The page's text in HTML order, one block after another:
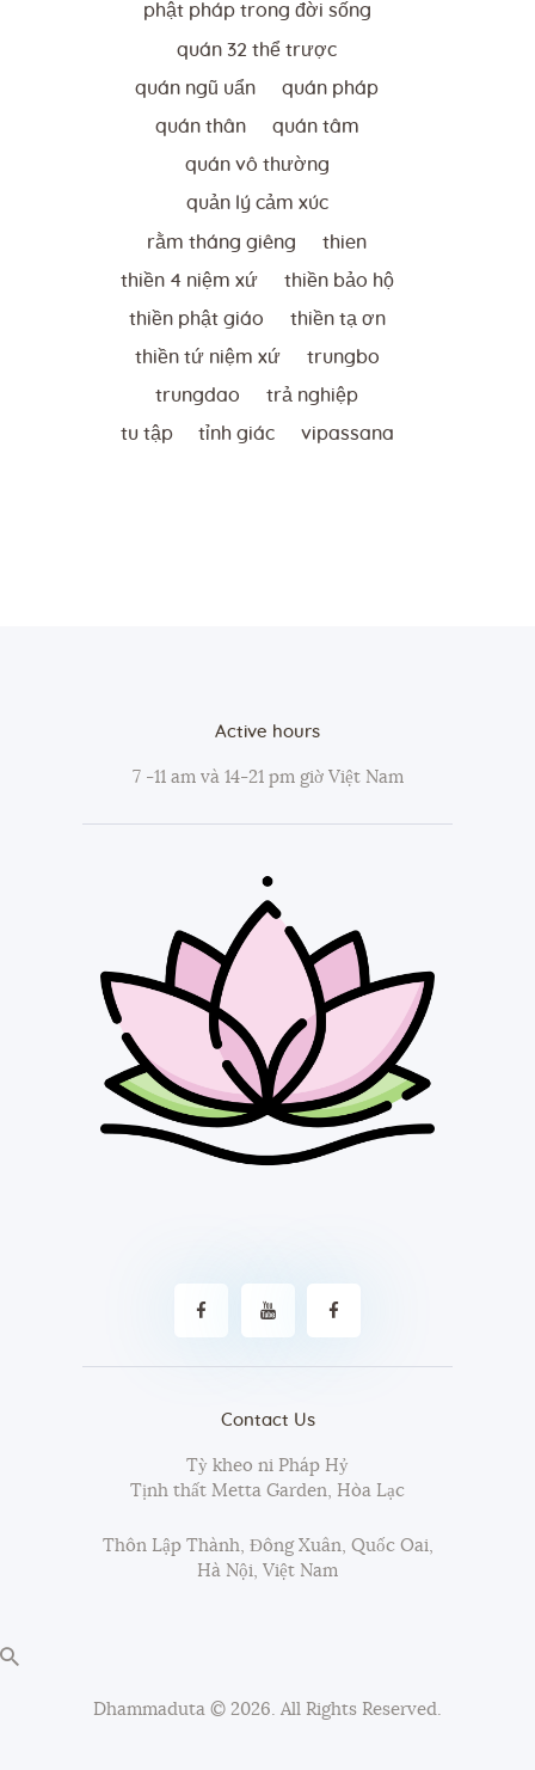
phật pháp trong đời sống
quán 32 thể trược
quán ngũ uẩn quán pháp
quán thân quán tâm
quán vô thường
quản lý cảm xúc
rằm tháng giêng thien
thiền 4 niệm xứ thiền bảo hộ
thiền phật giáo thiền tạ ơn
thiền tứ niệm xứ trungbo
trungdao trả nghiệp
tu tập tỉnh giác vipassana
Active hours
7 -11 am và 14-21 pm giờ Việt Nam
Contact Us
Tỳ kheo ni Pháp Hỷ
Tịnh thất Metta Garden, Hòa Lạc
Thôn Lập Thành, Đông Xuân, Quốc Oai,
Hà Nội, Việt Nam
Dhammaduta © 2026. All Rights Reserved.